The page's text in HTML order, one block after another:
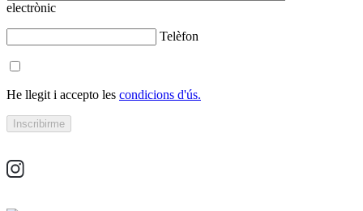
electrònic
Telèfon
He llegit i accepto les condicions d'ús.